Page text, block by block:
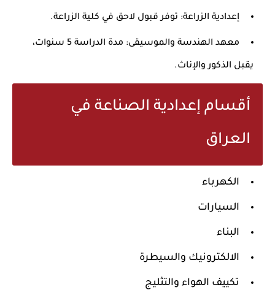
إعدادية الزراعة: توفر قبول لاحق في كلية الزراعة.
معهد الهندسة والموسيقى: مدة الدراسة 5 سنوات،
يقبل الذكور والإناث.
أقسام إعدادية الصناعة في
العراق
الكهرباء
السيارات
البناء
الالكترونيك والسيطرة
تكييف الهواء والتثليج